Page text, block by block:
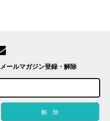
メールマガジン登録・解除